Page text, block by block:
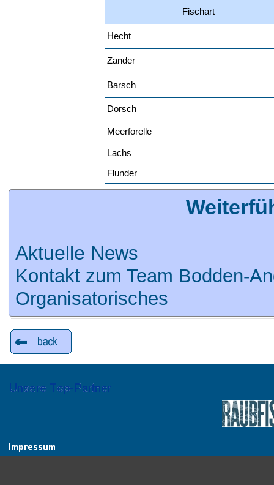
Fischart
Hecht
Zander
Barsch
Dorsch
Meerforelle
Lachs
Flunder
Aktuelle News
Kontakt zum Team Bodden-
Organisatorisches